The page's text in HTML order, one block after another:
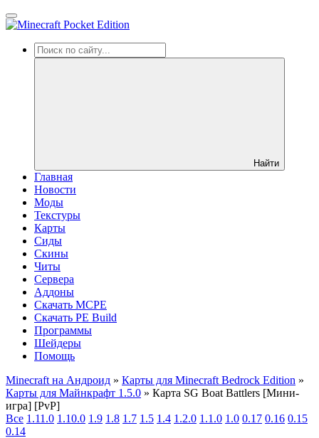
Найти
Главная
Новости
Моды
Текстуры
Карты
Сиды
Cкины
Читы
Сервера
Аддоны
Скачать MCPE
Скачать PE Build
Программы
Шейдеры
Помощь
Minecraft на Андроид » Карты для Minecraft Bedrock Edition »
Карты для Майнкрафт 1.5.0 » Карта SG Boat Battlers [Mини-
игра] [PvP]
Все 1.11.0 1.10.0 1.9 1.8 1.7 1.5 1.4 1.2.0 1.1.0 1.0 0.17 0.16 0.15
0.14